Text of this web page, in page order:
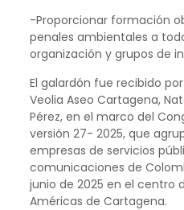
-Proporcionar formación
penales ambientales a
organización y grupos de
El galardón fue recibido
Veolia Aseo Cartagena,
Pérez, en el marco del
versión 27- 2025, que
empresas de servicios
comunicaciones de
junio de 2025 en el centro
Américas de Cartagena.